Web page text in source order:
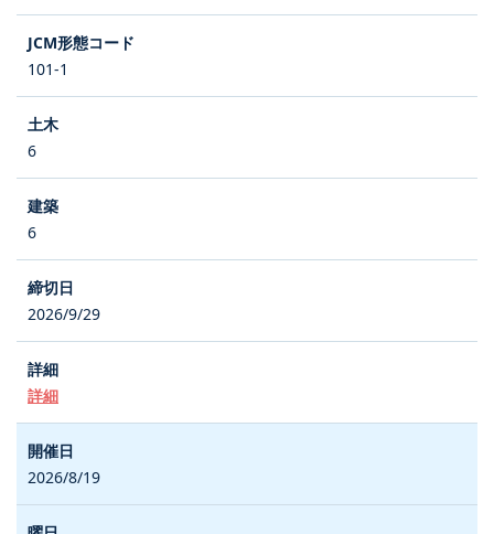
101-1
6
6
2026/9/29
詳細
2026/8/19